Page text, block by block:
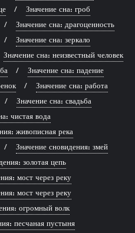
Значение сна: гроб
Значение сна: драгоценность
Значение сна: зеркало
Значение сна: неизвестный человек
Значение сна: падение
Значение сна: работа
Значение сна: свадьба
чистая вода
живописная река
Значение сновидения: змей
золотая цепь
мост через реку
мост через реку
огромный волк
песчаная пустыня